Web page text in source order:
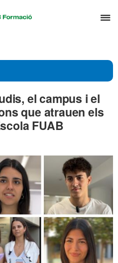
el
Universitat
el campus i el
que atrauen els
FUAB